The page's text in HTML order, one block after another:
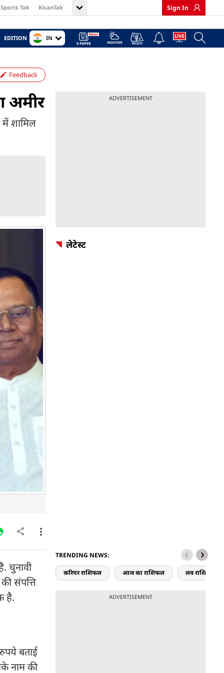
Sports Tak KisanTak Sign In
EDITION IN
Feedback
अमीर
में शामिल
चुनावी
संपत्ति
है.
बताई
नाम की
ADVERTISEMENT
लेटेस्ट
TRENDING NEWS:
करियर राशिफल आज का राशिफल लव राशिफल
ADVERTISEMENT